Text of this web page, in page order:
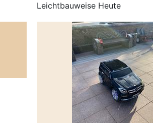
Leichtbauweise Heute